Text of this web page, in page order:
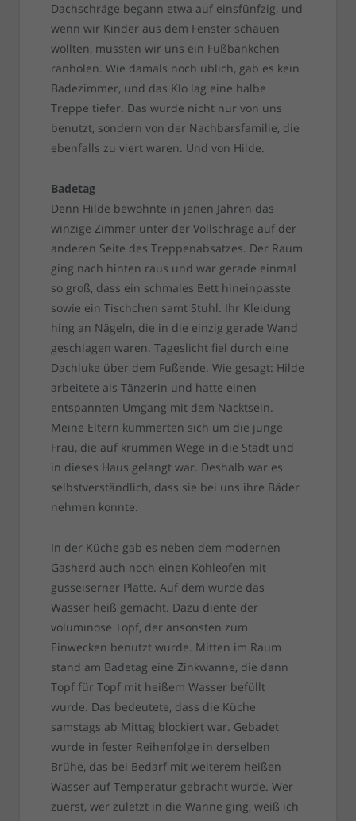
Dachschräge begann etwa auf einsfünfzig, und
wenn wir Kinder aus dem Fenster schauen
wollten, mussten wir uns ein Fußbänkchen
ranholen. Wie damals noch üblich, gab es kein
Badezimmer, und das Klo lag eine halbe
Treppe tiefer. Das wurde nicht nur von uns
benutzt, sondern von der Nachbarsfamilie, die
ebenfalls zu viert waren. Und von Hilde.
Badetag
Denn Hilde bewohnte in jenen Jahren das
winzige Zimmer unter der Vollschräge auf der
anderen Seite des Treppenabsatzes. Der Raum
ging nach hinten raus und war gerade einmal
so groß, dass ein schmales Bett hineinpasste
sowie ein Tischchen samt Stuhl. Ihr Kleidung
hing an Nägeln, die in die einzig gerade Wand
geschlagen waren. Tageslicht fiel durch eine
Dachluke über dem Fußende. Wie gesagt: Hilde
arbeitete als Tänzerin und hatte einen
entspannten Umgang mit dem Nacktsein.
Meine Eltern kümmerten sich um die junge
Frau, die auf krummen Wege in die Stadt und
in dieses Haus gelangt war. Deshalb war es
selbstverständlich, dass sie bei uns ihre Bäder
nehmen konnte.
In der Küche gab es neben dem modernen
Gasherd auch noch einen Kohleofen mit
gusseiserner Platte. Auf dem wurde das
Wasser heiß gemacht. Dazu diente der
voluminöse Topf, der ansonsten zum
Einwecken benutzt wurde. Mitten im Raum
stand am Badetag eine Zinkwanne, die dann
Topf für Topf mit heißem Wasser befüllt
wurde. Das bedeutete, dass die Küche
samstags ab Mittag blockiert war. Gebadet
wurde in fester Reihenfolge in derselben
Brühe, das bei Bedarf mit weiterem heißen
Wasser auf Temperatur gebracht wurde. Wer
zuerst, wer zuletzt in die Wanne ging, weiß ich